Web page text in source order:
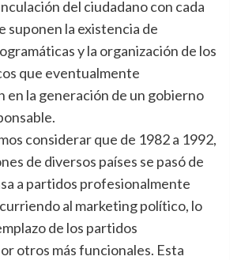
del ciudadano con cada
suponen la existencia de
y la organización de los
que eventualmente
en la generación de un gobierno
considerar que de 1982 a 1992,
de diversos países se pasó de
a partidos profesionalmente
al marketing político, lo
de los partidos
otros más funcionales. Esta